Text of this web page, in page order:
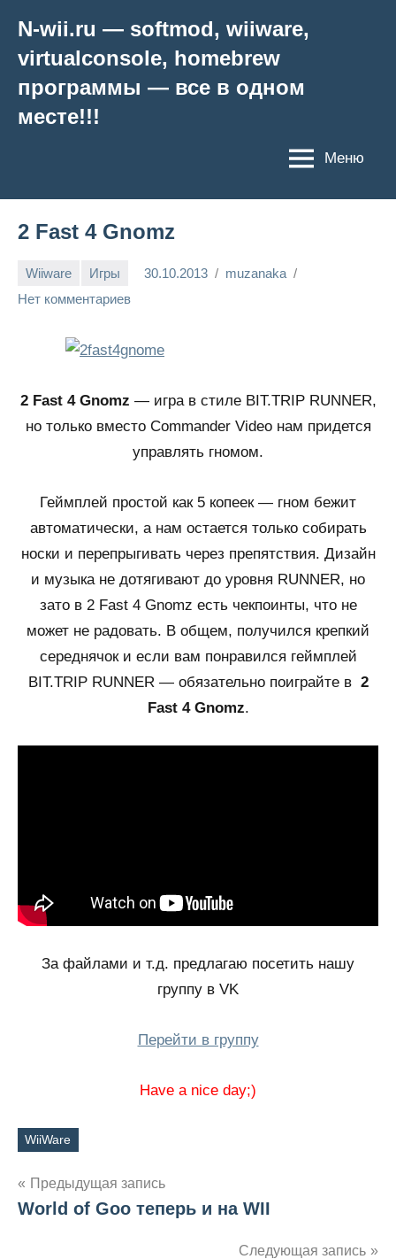
содержимому
N-wii.ru — softmod, wiiware,
virtualconsole, homebrew
программы — все в одном
месте!!!
Меню
2 Fast 4 Gnomz
Wiiware Игры 30.10.2013
muzanaka
Нет комментариев
2 Fast 4 Gnomz — игра в стиле BIT.TRIP RUNNER,
но только вместо Commander Video нам придется
управлять гномом.
Геймплей простой как 5 копеек — гном бежит
автоматически, а нам остается только собирать
носки и перепрыгивать через препятствия. Дизайн
и музыка не дотягивают до уровня RUNNER, но
зато в 2 Fast 4 Gnomz есть чекпоинты, что не
может не радовать. В общем, получился крепкий
середнячок и если вам понравился геймплей
BIT.TRIP RUNNER — обязательно поиграйте в 2
Fast 4 Gnomz.
За файлами и т.д. предлагаю посетить нашу
группу в VK
Перейти в группу
Have a nice day;)
Метки
WiiWare
Навигация
по
Предыдущая запись
World of Goo теперь и на WII
Следующая запись